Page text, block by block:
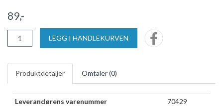
89,-
LEGG I HANDLEKURVEN
Produktdetaljer Omtaler (0)
Leverandørens varenummer
70429